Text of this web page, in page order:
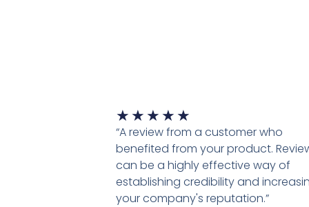
★ ★ ★ ★ ★
5
van
5
“A review from a customer who
benefited from your product.
can be a highly effective way of
establishing credibility and
your company's reputation.”